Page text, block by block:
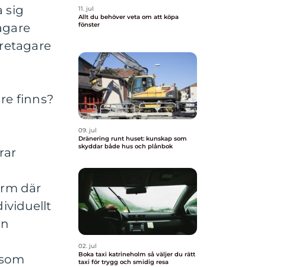
sig
finns?
där
11. jul
Allt du behöver veta om att köpa
fönster
09. jul
Dränering runt huset: kunskap som
skyddar både hus och plånbok
02. jul
Boka taxi katrineholm så väljer du rätt
taxi för trygg och smidig resa